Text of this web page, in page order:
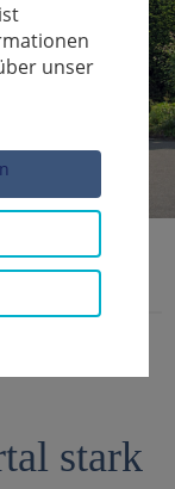
Aktuelles
stark
unser